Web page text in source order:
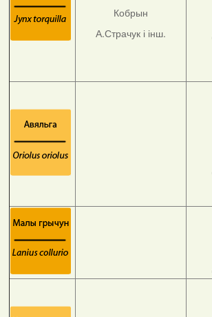
Кобрын
А.Страчук і інш.